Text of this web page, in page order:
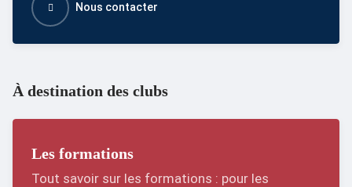
Nous contacter
À destination des clubs
Les formations
Tout savoir sur les formations : pour les